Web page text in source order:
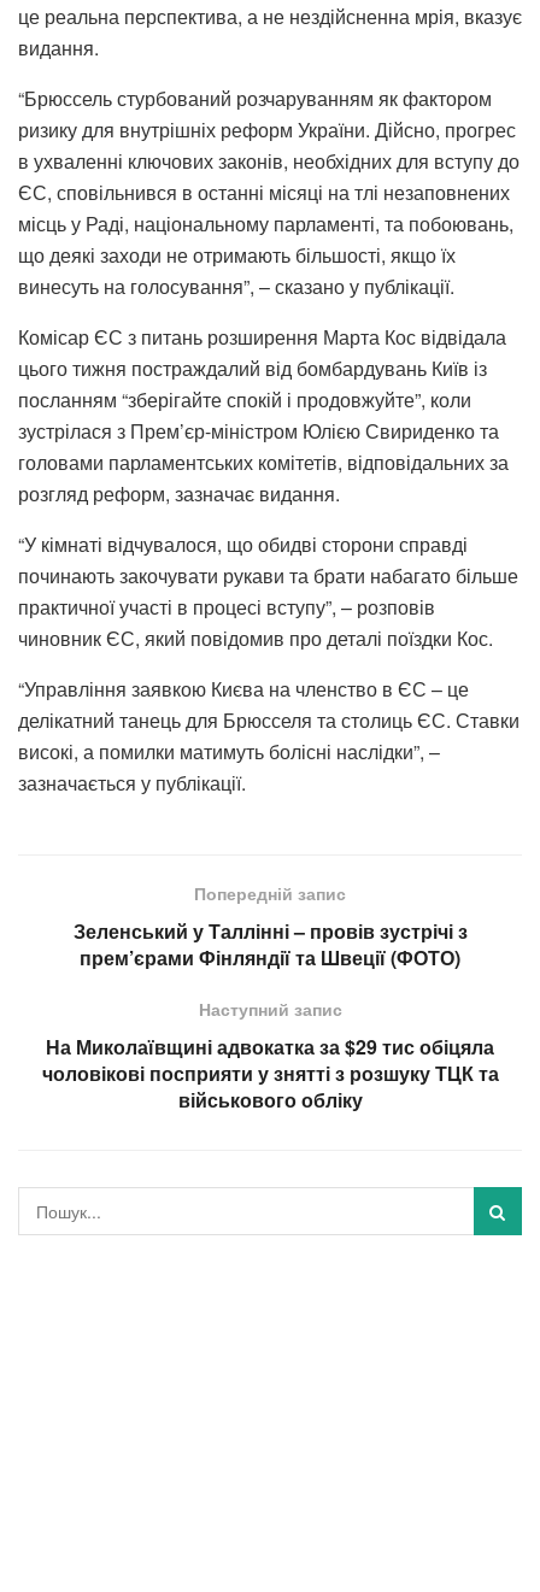
це реальна перспектива, а не нездійсненна мрія, вказує
видання.
“Брюссель стурбований розчаруванням як фактором
ризику для внутрішніх реформ України. Дійсно, прогрес
в ухваленні ключових законів, необхідних для вступу до
ЄС, сповільнився в останні місяці на тлі незаповнених
місць у Раді, національному парламенті, та побоювань,
що деякі заходи не отримають більшості, якщо їх
винесуть на голосування”, – сказано у публікації.
Комісар ЄС з питань розширення Марта Кос відвідала
цього тижня постраждалий від бомбардувань Київ із
посланням “зберігайте спокій і продовжуйте”, коли
зустрілася з Прем’єр-міністром Юлією Свириденко та
головами парламентських комітетів, відповідальних за
розгляд реформ, зазначає видання.
“У кімнаті відчувалося, що обидві сторони справді
починають закочувати рукави та брати набагато більше
практичної участі в процесі вступу”, – розповів
чиновник ЄС, який повідомив про деталі поїздки Кос.
“Управління заявкою Києва на членство в ЄС – це
делікатний танець для Брюсселя та столиць ЄС. Ставки
високі, а помилки матимуть болісні наслідки”, –
зазначається у публікації.
Попередній запис
Зеленський у Таллінні – провів зустрічі з
прем’єрами Фінляндії та Швеції (ФОТО)
Наступний запис
На Миколаївщині адвокатка за $29 тис обіцяла
чоловікові посприяти у знятті з розшуку ТЦК та
військового обліку